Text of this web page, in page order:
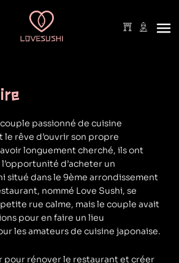
passionné de cuisine
le rêve d’ouvrir son propre
longuement cherché, ils ont
d’acheter un
situé dans le 9ème arrondissement
nommé Love Sushi, se
rue calme, mais le couple avait
pour en faire un lieu
les amateurs de cuisine japonaise.
pour rénover le restaurant et créer